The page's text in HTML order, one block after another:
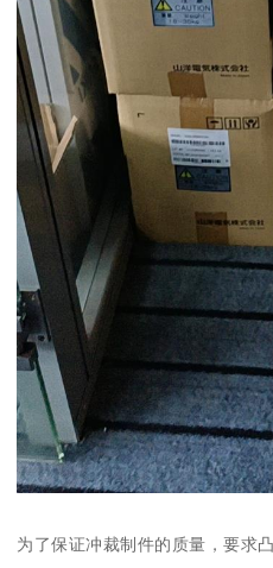
为了保证冲裁制件的质量，要求